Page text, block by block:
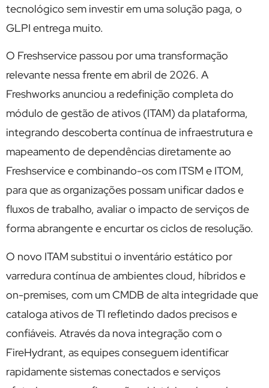
tecnológico sem investir em uma solução paga, o
GLPI entrega muito.
O Freshservice passou por uma transformação
relevante nessa frente em abril de 2026. A
Freshworks anunciou a redefinição completa do
módulo de gestão de ativos (ITAM) da plataforma,
integrando descoberta contínua de infraestrutura e
mapeamento de dependências diretamente ao
Freshservice e combinando-os com ITSM e ITOM,
para que as organizações possam unificar dados e
fluxos de trabalho, avaliar o impacto de serviços de
forma abrangente e encurtar os ciclos de resolução.
O novo ITAM substitui o inventário estático por
varredura contínua de ambientes cloud, híbridos e
on-premises, com um CMDB de alta integridade que
cataloga ativos de TI refletindo dados precisos e
confiáveis. Através da nova integração com o
FireHydrant, as equipes conseguem identificar
rapidamente sistemas conectados e serviços